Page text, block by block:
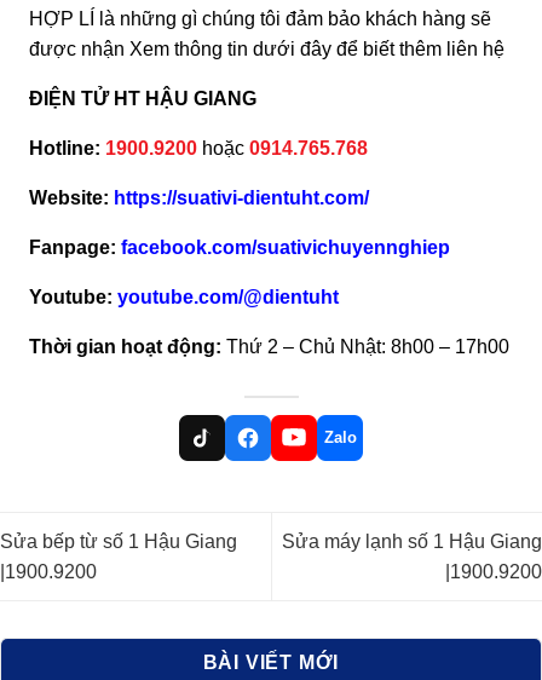
HỢP LÍ là những gì chúng tôi đảm bảo khách hàng sẽ
được nhận Xem thông tin dưới đây để biết thêm liên hệ
ĐIỆN TỬ HT HẬU GIANG
Hotline: 1900.9200 hoặc 0914.765.768
Website: https://suativi-dientuht.com/
Fanpage: facebook.com/suativichuyennghiep
Youtube: youtube.com/@dientuht
Thời gian hoạt động: Thứ 2 – Chủ Nhật: 8h00 – 17h00
Zalo
Sửa bếp từ số 1 Hậu Giang
|1900.9200
Sửa máy lạnh số 1 Hậu Giang
|1900.9200
BÀI VIẾT MỚI